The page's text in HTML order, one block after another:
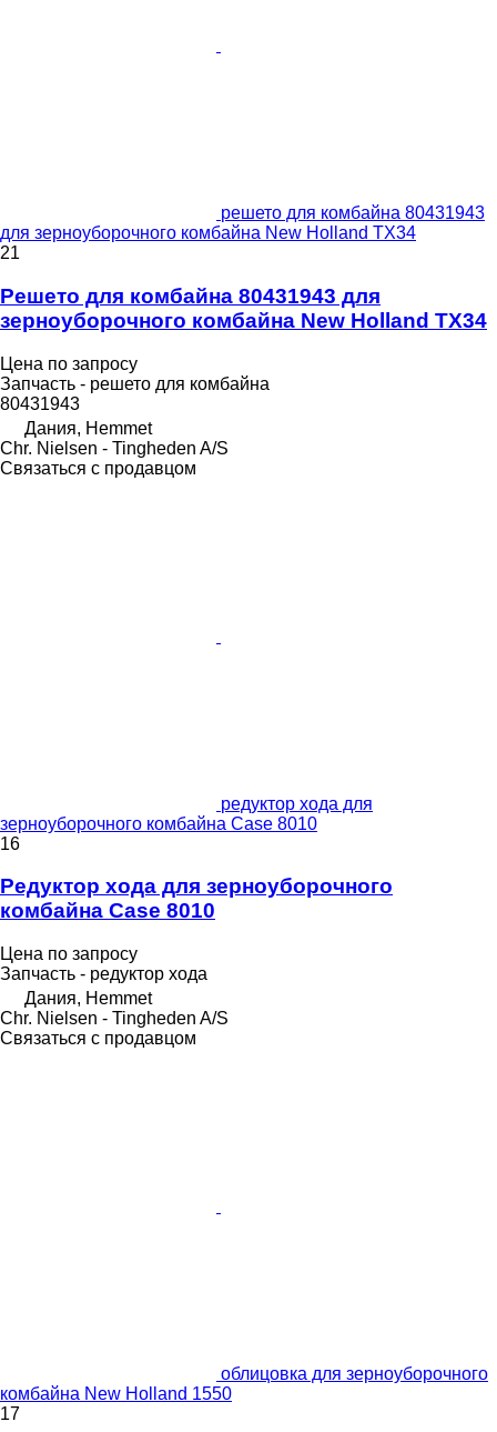
решето для комбайна 80431943
для зерноуборочного комбайна New Holland TX34
21
Решето для комбайна 80431943 для
зерноуборочного комбайна New Holland TX34
Цена по запросу
Запчасть - решето для комбайна
80431943
Дания, Hemmet
Chr. Nielsen - Tingheden A/S
Связаться с продавцом
редуктор хода для
зерноуборочного комбайна Case 8010
16
Редуктор хода для зерноуборочного
комбайна Case 8010
Цена по запросу
Запчасть - редуктор хода
Дания, Hemmet
Chr. Nielsen - Tingheden A/S
Связаться с продавцом
облицовка для зерноуборочного
комбайна New Holland 1550
17